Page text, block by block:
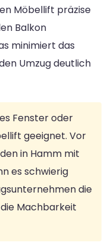
Möbellift präzise
Balkon
minimiert das
Umzug deutlich
Fenster oder
geeignet. Vor
in Hamm mit
es schwierig
die
Machbarkeit